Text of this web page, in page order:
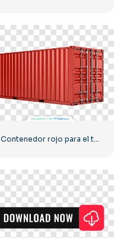
Contenedor rojo para el transporte de mercancías por mar.